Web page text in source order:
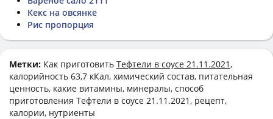
Кекс на овсянке
Рис пропорция
Метки: Как приготовить Тефтели в соусе 21.11.2021 ,
калорийность 63,7 кКал, химический состав, питательная
ценность, какие витамины, минералы, способ
приготовления Тефтели в соусе 21.11.2021, рецепт,
калории, нутриенты